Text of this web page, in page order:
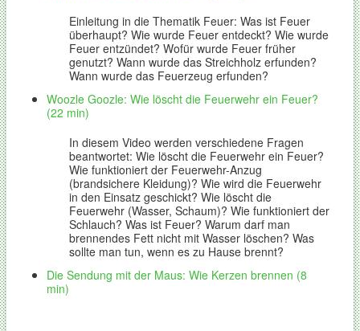
Einleitung in die Thematik Feuer: Was ist Feuer
überhaupt? Wie wurde Feuer entdeckt? Wie wurde
Feuer entzündet? Wofür wurde Feuer früher
genutzt? Wann wurde das Streichholz erfunden?
Wann wurde das Feuerzeug erfunden?
Woozle Goozle: Wie löscht die Feuerwehr ein Feuer?
(22 min)
In diesem Video werden verschiedene Fragen
beantwortet: Wie löscht die Feuerwehr ein Feuer?
Wie funktioniert der Feuerwehr-Anzug
(brandsichere Kleidung)? Wie wird die Feuerwehr
in den Einsatz geschickt? Wie löscht die
Feuerwehr (Wasser, Schaum)? Wie funktioniert der
Schlauch? Was ist Feuer? Warum darf man
brennendes Fett nicht mit Wasser löschen? Was
sollte man tun, wenn es zu Hause brennt?
Die Sendung mit der Maus: Wie Kerzen brennen (8
min)